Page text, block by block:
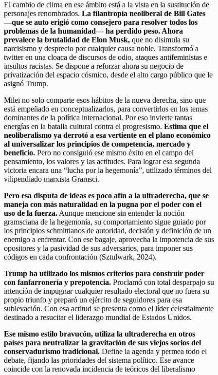
El cambio de clima en ese ámbito está a la vista en la sustitución de
personajes renombrados. La filantropía neoliberal de Bill Gates
—que se auto erigió como consejero para resolver todos los
problemas de la humanidad— ha perdido peso. Ahora
prevalece la brutalidad de Elon Musk, que no disimula su
narcisismo y desprecio por cualquier causa noble. Transformó a
twitter en una cloaca de discursos de odio, ataques antifeministas e
insultos racistas. Se dispone a reforzar ahora su negocio de
privatización del espacio cósmico, desde el alto cargo público que le
asignó Trump.
Milei no solo comparte esos hábitos de la nueva derecha, sino que
está empeñado en conceptualizarlos, para convertirlos en los temas
dominantes de la política internacional. Por eso invierte tantas
energías en la batalla cultural contra el progresismo. Estima que el
neoliberalismo ya derrotó a esa vertiente en el plano económico
al universalizar los principios de competencia, mercado y
beneficio. Pero no consiguió ese mismo éxito en el campo del
pensamiento, los valores y las actitudes. Para lograr esa segunda
victoria encara una “lucha por la hegemonía”, utilizado términos del
vilipendiado marxista Gramsci.
Pero esa disputa de ideas es poco afín a la ultraderecha, que se
maneja con más naturalidad en la pugna por el poder con el
uso de la fuerza. Aunque mencione sin entender la noción
gramsciana de la hegemonía, su comportamiento sigue guiado por
los principios schmittianos de autoridad, decisión y definición de un
enemigo a enfrentar. Con ese bagaje, aprovecha la impotencia de sus
opositores y la pasividad de sus adversarios, para imponer sus
códigos en cada confrontación (Sztulwark, 2024).
Trump ha utilizado los mismos criterios para construir poder
con fanfarronería y prepotencia. Proclamó con total desparpajo su
intención de impugnar cualquier resultado electoral que no fuera su
propio triunfo y preparó un ejército de seguidores para esa
sublevación. Con esa actitud se presenta como el líder celestialmente
destinado a resucitar el liderazgo mundial de Estados Unidos.
Ese mismo estilo bravucón, utiliza la ultraderecha en otros
países para neutralizar la gravitación de sus viejos socios del
conservadurismo tradicional. Define la agenda y permea todo el
debate, fijando las prioridades del sistema político. Ese avance
coincide con la renovada incidencia de teóricos del liberalismo